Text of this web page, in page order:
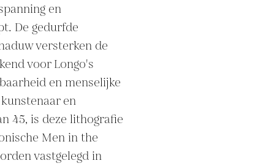
en
De gedurfde
versterken de
voor Longo's
en menselijke
en
45, is deze lithografie
Men in the
vastgelegd in